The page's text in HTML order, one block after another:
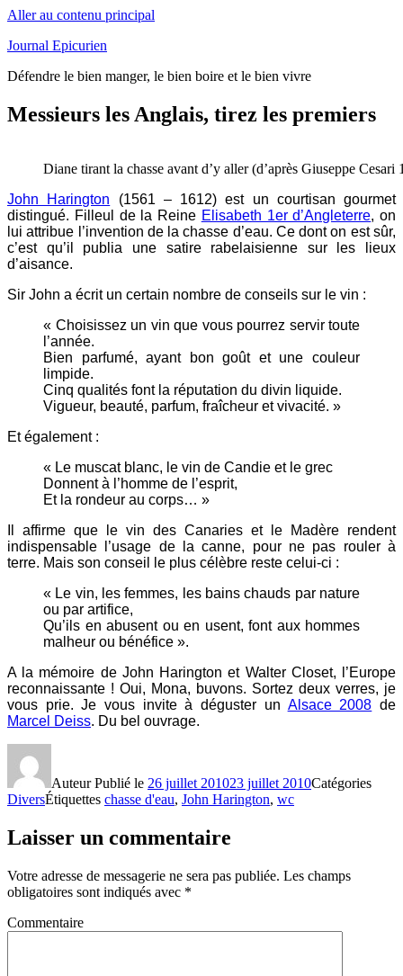
Aller au contenu principal
Journal Epicurien
Défendre le bien manger, le bien boire et le bien vivre
Messieurs les Anglais, tirez les premiers
Diane tirant la chasse avant d’y aller (d’après Giuseppe Cesari
John Harington (1561 – 1612) est un courtisan gourmet
distingué. Filleul de la Reine Elisabeth 1er d’Angleterre, on
lui attribue l’invention de la chasse d’eau. Ce dont on est sûr,
c’est qu’il publia une satire rabelaisienne sur les lieux
d’aisance.
Sir John a écrit un certain nombre de conseils sur le vin :
« Choisissez un vin que vous pourrez servir toute
l’année.
Bien parfumé, ayant bon goût et une couleur
limpide.
Cinq qualités font la réputation du divin liquide.
Vigueur, beauté, parfum, fraîcheur et vivacité. »
Et également :
« Le muscat blanc, le vin de Candie et le grec
Donnent à l’homme de l’esprit,
Et la rondeur au corps… »
Il affirme que le vin des Canaries et le Madère rendent
indispensable l’usage de la canne, pour ne pas rouler à
terre. Mais son conseil le plus célèbre reste celui-ci :
« Le vin, les femmes, les bains chauds par nature
ou par artifice,
Qu’ils en abusent ou en usent, font aux hommes
malheur ou bénéfice ».
A la mémoire de John Harington et Walter Closet, l’Europe
reconnaissante ! Oui, Mona, buvons. Sortez deux verres, je
vous prie. Je vous invite à déguster un Alsace 2008 de
Marcel Deiss. Du bel ouvrage.
AuteurPublié le 26 juillet 201023 juillet 2010Catégories
DiversÉtiquettes chasse d'eau, John Harington, wc
Laisser un commentaire
Votre adresse de messagerie ne sera pas publiée. Les champs
obligatoires sont indiqués avec *
Commentaire